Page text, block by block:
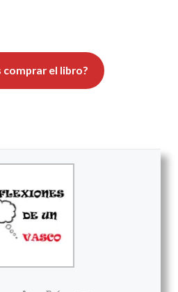
comprar el libro?